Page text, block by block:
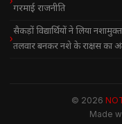
गरमाई राजनीति
सैकड़ों विद्यार्थियों ने लिया
तलवार बनकर नशे के राक्षस का
© 2026
Made